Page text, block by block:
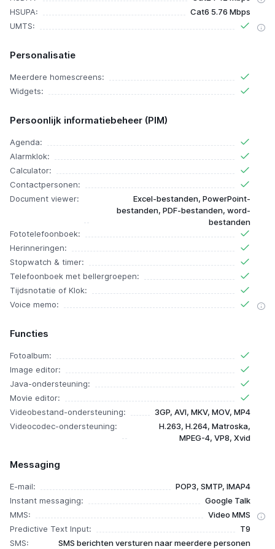
HSUPA:
Cat6 5.76 Mbps
UMTS:
Personalisatie
Meerdere homescreens:
Widgets:
Persoonlijk informatiebeheer (PIM)
Agenda:
Alarmklok:
Calculator:
Contactpersonen:
Document viewer:
Excel-bestanden, PowerPoint-
bestanden, PDF-bestanden, word-
bestanden
Fototelefoonboek:
Herinneringen:
Stopwatch & timer:
Telefoonboek met bellergroepen:
Tijdsnotatie of Klok:
Voice memo:
Functies
Fotoalbum:
Image editor:
Java-ondersteuning:
Movie editor:
Videobestand-ondersteuning:
3GP, AVI, MKV, MOV, MP4
Videocodec-ondersteuning:
H.263, H.264, Matroska,
MPEG-4, VP8, Xvid
Messaging
E-mail:
POP3, SMTP, IMAP4
Instant messaging:
Google Talk
MMS:
Video MMS
Predictive Text Input:
T9
SMS:
SMS berichten versturen naar meerdere personen